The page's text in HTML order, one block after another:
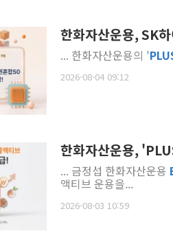
한화자산운용, SK
... 한화자산운용의 '
2026-08-04 09:12
한화자산운용,
... 금정섭 한화자산운용
액티브 운용을...
2026-08-03 10:59